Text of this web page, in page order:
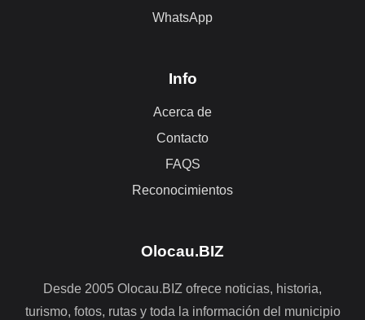
WhatsApp
Info
Acerca de
Contacto
FAQS
Reconocimientos
Olocau.BIZ
Desde 2005 Olocau.BIZ ofrece noticias, historia,
turismo, fotos, rutas y toda la información del municipio